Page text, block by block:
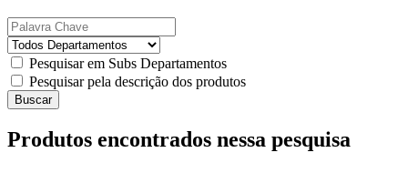
Pesquisar em Subs Departamentos
Pesquisar pela descrição dos produtos
Produtos encontrados nessa pesquisa